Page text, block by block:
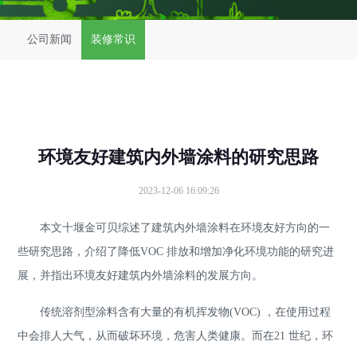
产品展示
人才招聘
公司新闻 装修常识
环境友好建筑内外墙涂料的研究思路
2023-12-06 16:09:26
本文十堰金可贝综述了建筑内外墙涂料在环境友好方向的一
些研究思路，介绍了降低VOC 排放和增加净化环境功能的研究进
展，并指出环境友好建筑内外墙涂料的发展方向。
传统溶剂型涂料含有大量的有机挥发物(VOC) ，在使用过程
中会排人大气，从而破坏环境，危害人类健康。而在21 世纪，环